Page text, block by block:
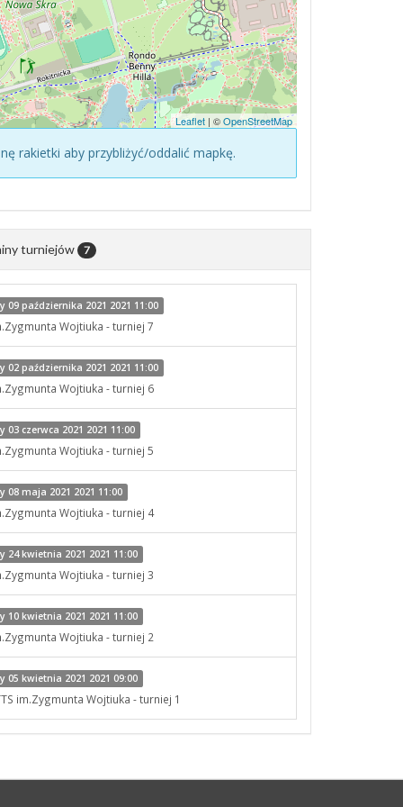
Leaflet | ©OpenStreetMap
rakietki aby przybliżyć/oddalić mapkę.
turniejów 7
09 października 2021 2021 11:00
Wojtiuka - turniej 7
02 października 2021 2021 11:00
Wojtiuka - turniej 6
czerwca 2021 2021 11:00
Wojtiuka - turniej 5
08 maja 2021 2021 11:00
Wojtiuka - turniej 4
24 kwietnia 2021 2021 11:00
Wojtiuka - turniej 3
10 kwietnia 2021 2021 11:00
Wojtiuka - turniej 2
05 kwietnia 2021 2021 09:00
im.Zygmunta Wojtiuka - turniej 1